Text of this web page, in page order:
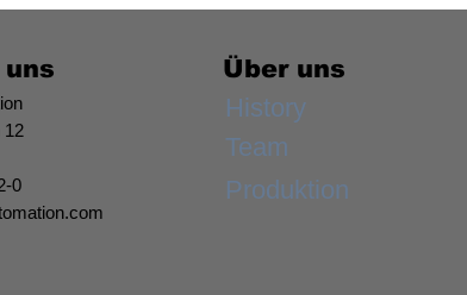
uns
12
0
Über uns
History
Team
Produktion